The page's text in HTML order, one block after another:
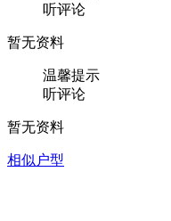
听评论
暂无资料
温馨提示
听评论
暂无资料
相似户型